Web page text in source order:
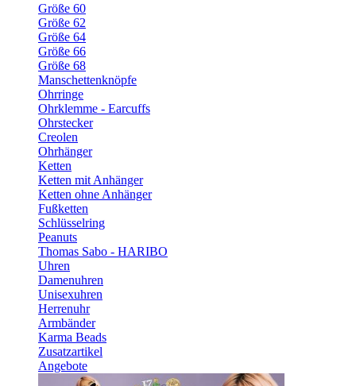
Größe 60
Größe 62
Größe 64
Größe 66
Größe 68
Manschettenknöpfe
Ohrringe
Ohrklemme - Earcuffs
Ohrstecker
Creolen
Ohrhänger
Ketten
Ketten mit Anhänger
Ketten ohne Anhänger
Fußketten
Schlüsselring
Peanuts
Thomas Sabo - HARIBO
Uhren
Damenuhren
Unisexuhren
Herrenuhr
Armbänder
Karma Beads
Zusatzartikel
Angebote